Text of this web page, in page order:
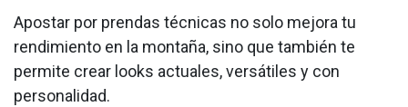
Apostar por prendas técnicas no solo mejora tu
rendimiento en la montaña, sino que también te
permite crear looks actuales, versátiles y con
personalidad.